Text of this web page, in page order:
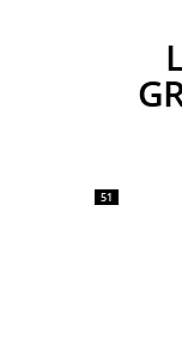
Les coureurs
51